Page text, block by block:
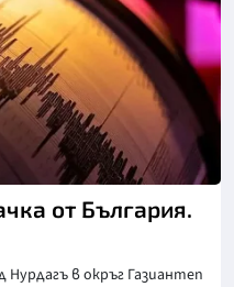
от България.
Нурдагъ в окръг Газиантеп